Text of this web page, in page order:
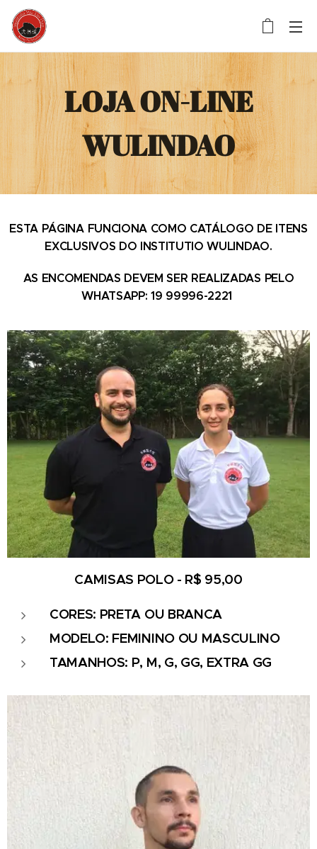
LOJA ON-LINE
WULINDAO
ESTA PÁGINA FUNCIONA COMO CATÁLOGO DE ITENS
EXCLUSIVOS DO INSTITUTIO WULINDAO.
AS ENCOMENDAS DEVEM SER REALIZADAS PELO
WHATSAPP: 19 99996-2221
CAMISAS POLO - R$ 95,00
CORES: PRETA OU BRANCA
MODELO: FEMININO OU MASCULINO
TAMANHOS: P, M, G, GG, EXTRA GG